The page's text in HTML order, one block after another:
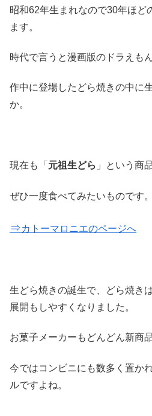
昭和62年生まれなので30年ほど
ます。
時代で言うと漫画版のドラえも
作中に登場したどら焼きの中に
か。
現在も「 元祖生どら 」という商
ぜひ一度食べてみたいものです。
⇒カトーマロニエのページへ
生どら焼きの誕生で、どら焼き
展開もしやすくなりました。
お菓子メーカーもどんどん新商
今ではコンビニにも数多く置か
ルですよね。